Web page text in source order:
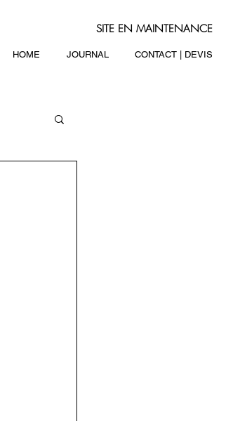
SITE EN MAINTENANCE
HOME JOURNAL CONTACT | DEVIS